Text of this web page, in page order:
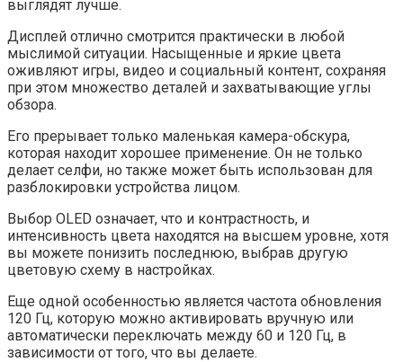
выглядят лучше.
Дисплей отлично смотрится практически в любой
мыслимой ситуации. Насыщенные и яркие цвета
оживляют игры, видео и социальный контент, сохраняя
при этом множество деталей и захватывающие углы
обзора.
Его прерывает только маленькая камера-обскура,
которая находит хорошее применение. Он не только
делает селфи, но также может быть использован для
разблокировки устройства лицом.
Выбор OLED означает, что и контрастность, и
интенсивность цвета находятся на высшем уровне, хотя
вы можете понизить последнюю, выбрав другую
цветовую схему в настройках.
Еще одной особенностью является частота обновления
120 Гц, которую можно активировать вручную или
автоматически переключать между 60 и 120 Гц, в
зависимости от того, что вы делаете.